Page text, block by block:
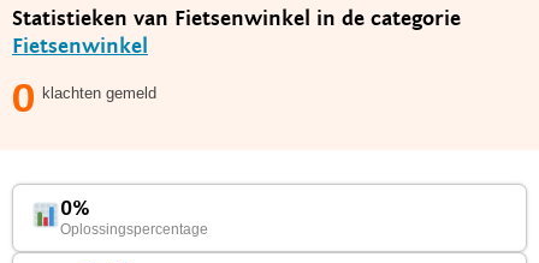
Statistieken van Fietsenwinkel in de categorie
Fietsenwinkel
0 klachten gemeld
0%
Oplossingspercentage